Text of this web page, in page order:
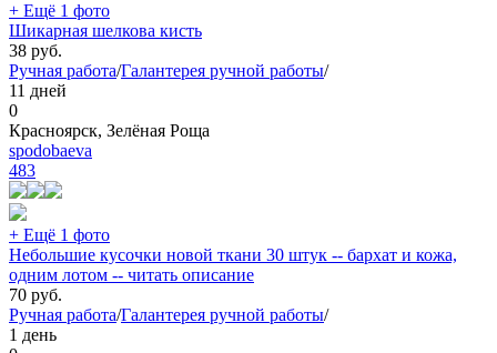
+ Ещё 1 фото
Шикарная шелкова кисть
38 руб.
Ручная работа/Галантерея ручной работы/
11 дней
0
Красноярск, Зелёная Роща
spodobaeva
483
+ Ещё 1 фото
Небольшие кусочки новой ткани 30 штук -- бархат и кожа,
одним лотом -- читать описание
70 руб.
Ручная работа/Галантерея ручной работы/
1 день